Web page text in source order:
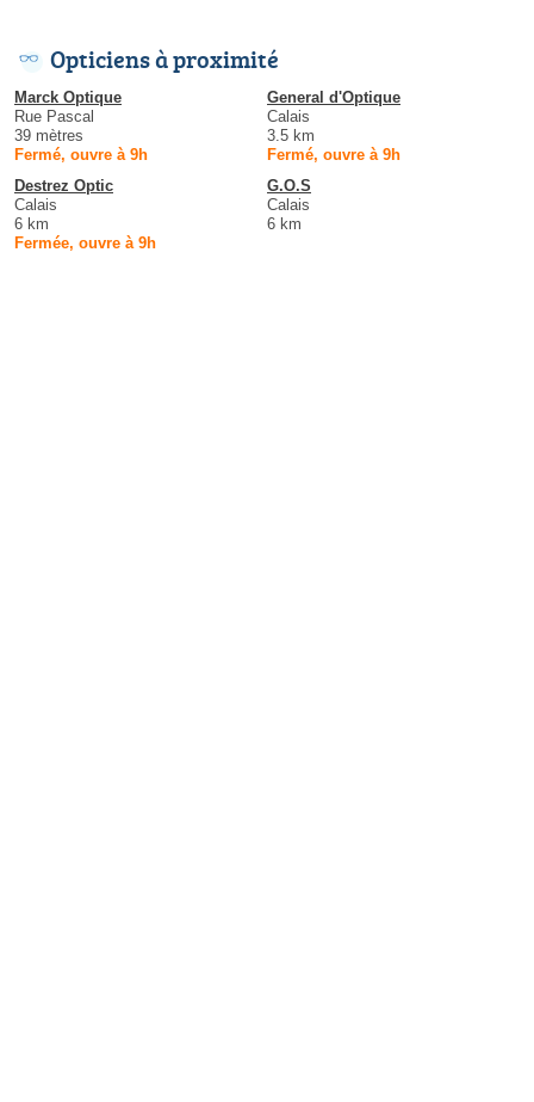
Opticiens à proximité
Marck Optique
Rue Pascal
39 mètres
Fermé, ouvre à 9h
General d'Optique
Calais
3.5 km
Fermé, ouvre à 9h
Destrez Optic
Calais
6 km
Fermée, ouvre à 9h
G.O.S
Calais
6 km